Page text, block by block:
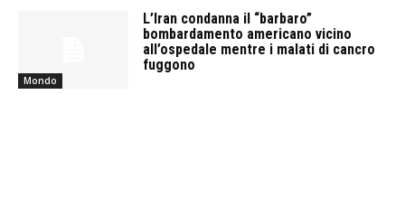
Mondo
L’Iran condanna il “barbaro”
bombardamento americano vicino
all’ospedale mentre i malati di cancro
fuggono